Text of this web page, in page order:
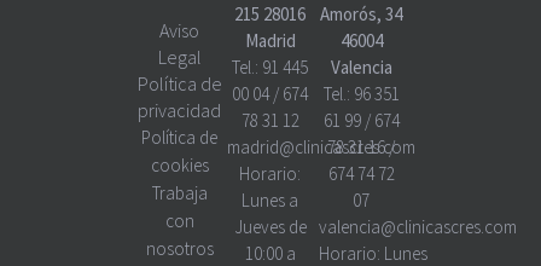
Aviso
Legal
Política de
privacidad
Política de
cookies
Trabaja
con
nosotros
215 28016
Madrid
Tel.: 91 445
00 04/ 674
78 31 12
madrid@clinicascres.com
Horario:
Lunes a
Jueves de
10:00 a
Amorós, 34
46004
Valencia
Tel.: 96 351
61 99/ 674
78 31 16/
674 74 72
07
valencia@clinicascres.com
Horario: Lunes